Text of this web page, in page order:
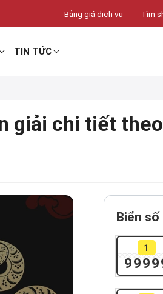
Bảng giá dịch vụ Tìm
TIN TỨC
giải chi tiết
Biển số
1